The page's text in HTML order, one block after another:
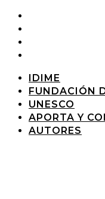
IDIME
FUNDACIÓN
UNESCO
APORTA Y
AUTORES